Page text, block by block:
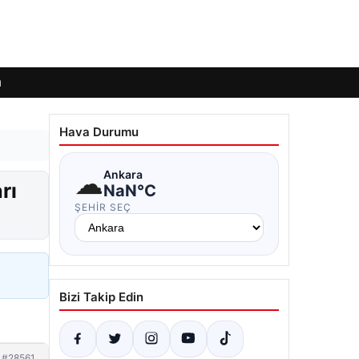
Hava Durumu
☁Ankara
NaN°C
ŞEHIR SEÇ
Bizi Takip Edin